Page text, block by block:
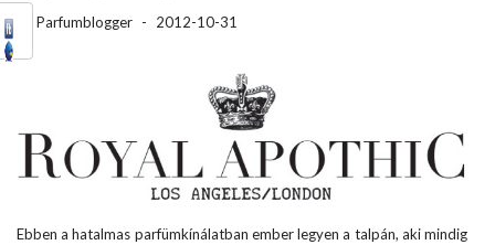
Parfumblogger - 2012-10-31
Ebben a hatalmas parfümkínálatban ember legyen a talpán, aki mindig